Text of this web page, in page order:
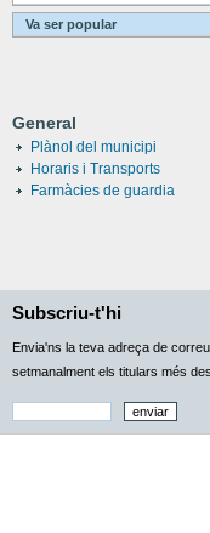
Va ser popular
General
Plànol del municipi
Horaris i Transports
Farmàcies de guardia
Subscriu-t'hi
Envia'ns la teva adreça de
setmanalment els titulars més